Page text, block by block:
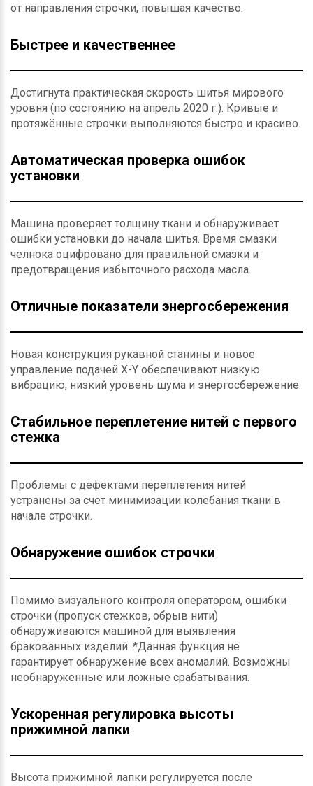
от направления строчки, повышая качество.
Быстрее и качественнее
Достигнута практическая скорость шитья мирового
уровня (по состоянию на апрель 2020 г.). Кривые и
протяжённые строчки выполняются быстро и красиво.
Автоматическая проверка ошибок
установки
Машина проверяет толщину ткани и обнаруживает
ошибки установки до начала шитья. Время смазки
челнока оцифровано для правильной смазки и
предотвращения избыточного расхода масла.
Отличные показатели энергосбережения
Новая конструкция рукавной станины и новое
управление подачей X-Y обеспечивают низкую
вибрацию, низкий уровень шума и энергосбережение.
Стабильное переплетение нитей с первого
стежка
Проблемы с дефектами переплетения нитей
устранены за счёт минимизации колебания ткани в
начале строчки.
Обнаружение ошибок строчки
Помимо визуального контроля оператором, ошибки
строчки (пропуск стежков, обрыв нити)
обнаруживаются машиной для выявления
бракованных изделий. *Данная функция не
гарантирует обнаружение всех аномалий. Возможны
необнаруженные или ложные срабатывания.
Ускоренная регулировка высоты
прижимной лапки
Высота прижимной лапки регулируется после